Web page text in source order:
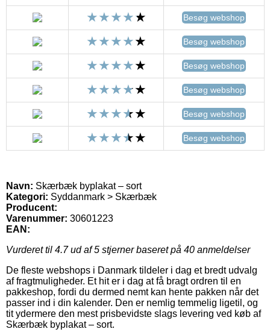
Besøg webshop
Besøg webshop
Besøg webshop
Besøg webshop
Besøg webshop
Besøg webshop
Navn: Skærbæk byplakat – sort
Kategori: Syddanmark > Skærbæk
Producent:
Varenummer: 30601223
EAN:
Vurderet til 4.7ud af 5 stjerner baseret på 40 anmeldelser
De fleste webshops i Danmark tildeler i dag et bredt udvalg
af fragtmuligheder. Et hit er i dag at få bragt ordren til en
pakkeshop, fordi du dermed nemt kan hente pakken når det
passer ind i din kalender. Den er nemlig temmelig ligetil, og
tit ydermere den mest prisbevidste slags levering ved køb af
Skærbæk byplakat – sort.